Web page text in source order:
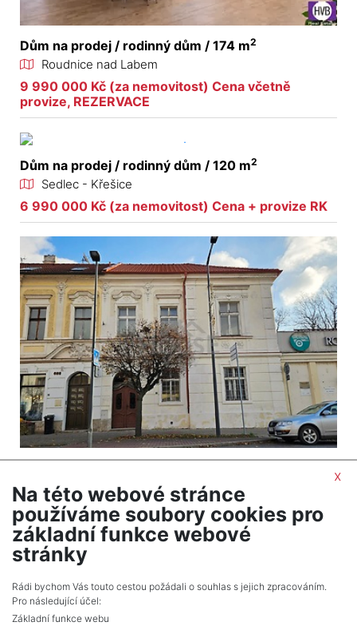
Dům na prodej / rodinný dům / 174 m2
Roudnice nad Labem
9 990 000 Kč (za nemovitost) Cena včetně
provize, REZERVACE
Dům na prodej / rodinný dům / 120 m2
Sedlec - Křešice
6 990 000 Kč (za nemovitost) Cena + provize RK
2
Roudnice nad Labem
14 000 000 Kč (za nemovitost) Cena včetně
provize, včetně právního servisu, včetně provize,
včetně právního servisu
Celkem6inzerátů.
x
Na této webové stránce
používáme soubory cookies pro
základní funkce webové
stránky
Rádi bychom Vás touto cestou požádali o souhlas s jejich zpracováním.
Pro následující účel:
Základní funkce webu